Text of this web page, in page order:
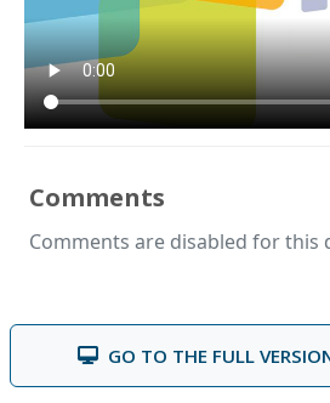
Comments
Comments are disabled for this
GO TO THE FULL